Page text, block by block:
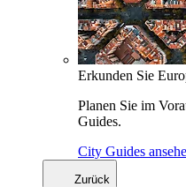
Erkunden Sie
Planen Sie im
Guides.
City Guides
Zurück